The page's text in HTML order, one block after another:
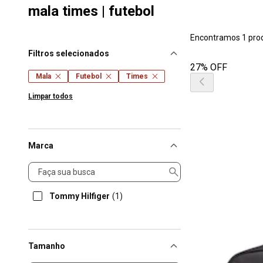
mala times | futebol
Filtros selecionados
Mala Futebol Times
Limpar todos
Marca
Marca
Tommy Hilfiger (1)
Tamanho
Encontramos 1
27% OFF